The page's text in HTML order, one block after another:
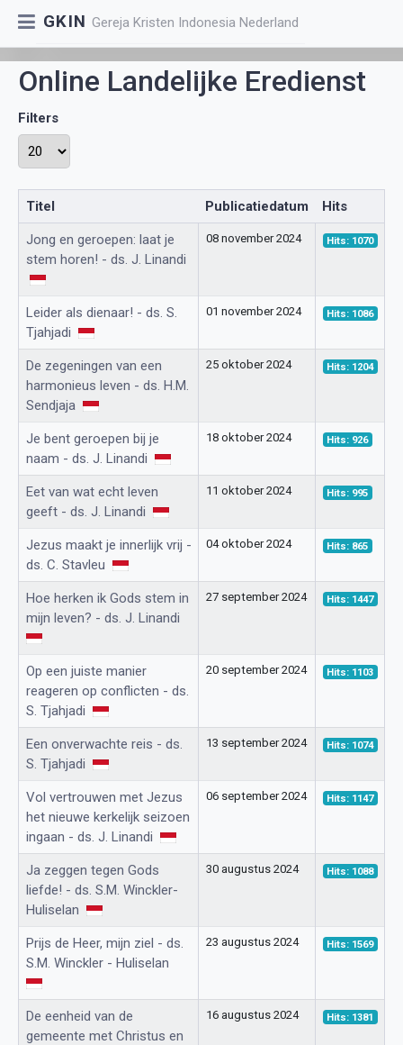
GKIN Gereja Kristen Indonesia Nederland
Online Landelijke Eredienst
Filters
Toon #
Titel Publicatiedatum Hits
Jong en geroepen: laat je
stem horen! - ds. J. Linandi
08 november 2024 Hits: 1070
Leider als dienaar! - ds. S.
Tjahjadi
01 november 2024 Hits: 1086
De zegeningen van een
harmonieus leven - ds. H.M.
Sendjaja
25 oktober 2024 Hits: 1204
Je bent geroepen bij je
naam - ds. J. Linandi
18 oktober 2024 Hits: 926
Eet van wat echt leven
geeft - ds. J. Linandi
11 oktober 2024 Hits: 995
Jezus maakt je innerlijk vrij -
ds. C. Stavleu
04 oktober 2024 Hits: 865
Hoe herken ik Gods stem in
mijn leven? - ds. J. Linandi
27 september 2024 Hits: 1447
Op een juiste manier
reageren op conflicten - ds.
S. Tjahjadi
20 september 2024 Hits: 1103
Een onverwachte reis - ds.
S. Tjahjadi
13 september 2024 Hits: 1074
Vol vertrouwen met Jezus
het nieuwe kerkelijk seizoen
ingaan - ds. J. Linandi
06 september 2024 Hits: 1147
Ja zeggen tegen Gods
liefde! - ds. S.M. Winckler-
Huliselan
30 augustus 2024 Hits: 1088
Prijs de Heer, mijn ziel - ds.
S.M. Winckler - Huliselan
23 augustus 2024 Hits: 1569
De eenheid van de
gemeente met Christus en
16 augustus 2024 Hits: 1381